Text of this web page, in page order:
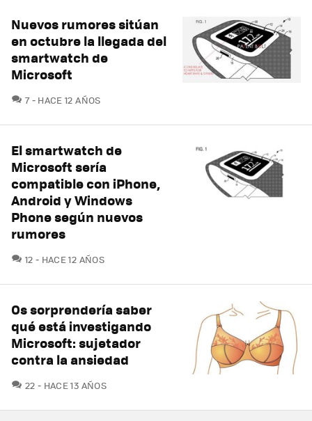
Nuevos rumores sitúan
en octubre la llegada del
smartwatch de
Microsoft
7COMENTARIOS
HACE 12 AÑOS
El smartwatch de
Microsoft sería
compatible con iPhone,
Android y Windows
Phone según nuevos
rumores
12 COMENTARIOS
HACE 12 AÑOS
Os sorprendería saber
qué está investigando
Microsoft: sujetador
contra la ansiedad
22 COMENTARIOS
HACE 13 AÑOS